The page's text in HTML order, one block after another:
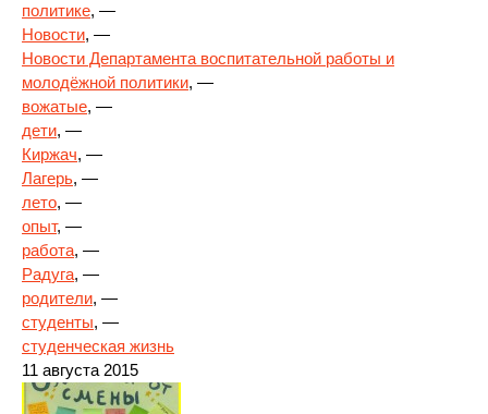
политике, —
Новости, —
Новости Департамента воспитательной работы и
молодёжной политики, —
вожатые, —
дети, —
Киржач, —
Лагерь, —
лето, —
опыт, —
работа, —
Радуга, —
родители, —
студенты, —
студенческая жизнь
11 августа 2015